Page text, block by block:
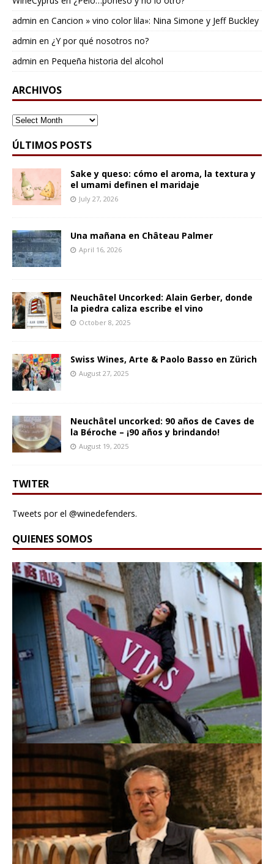
admin en Cancion » vino color lila»: Nina Simone y Jeff Buckley
admin en ¿Y por qué nosotros no?
admin en Pequeña historia del alcohol
ARCHIVOS
ARCHIVOS
ÚLTIMOS POSTS
Sake y queso: cómo el aroma, la textura y
el umami definen el maridaje
July 27, 2026
Una mañana en Château Palmer
April 16, 2026
Neuchâtel Uncorked: Alain Gerber, donde
la piedra caliza escribe el vino
October 8, 2025
Swiss Wines, Arte & Paolo Basso en Zürich
August 27, 2025
Neuchâtel uncorked: 90 años de Caves de
la Béroche – ¡90 años y brindando!
August 19, 2025
TWITER
Tweets por el @winedefenders.
QUIENES SOMOS